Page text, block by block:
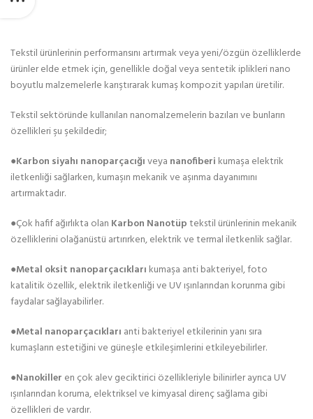
Tekstil ürünlerinin performansını artırmak veya yeni/özgün özelliklerde
ürünler elde etmek için, genellikle doğal veya sentetik iplikleri nano
boyutlu malzemelerle karıştırarak kumaş kompozit yapıları üretilir.
Tekstil sektöründe kullanılan nanomalzemelerin bazıları ve bunların
özellikleri şu şekildedir;
●Karbon siyahı nanoparçacığıveya nanofiberi kumaşa elektrik
iletkenliği sağlarken, kumaşın mekanik ve aşınma dayanımını
artırmaktadır.
●Çok hafif ağırlıkta olan Karbon Nanotüptekstil ürünlerinin mekanik
özelliklerini olağanüstü artırırken, elektrik ve termal iletkenlik sağlar.
●Metal oksit nanoparçacıkları kumaşa anti bakteriyel, foto
katalitik özellik, elektrik iletkenliği ve UV ışınlarından korunma gibi
faydalar sağlayabilirler.
●Metal nanoparçacıkları anti bakteriyel etkilerinin yanı sıra
kumaşların estetiğini ve güneşle etkileşimlerini etkileyebilirler.
●Nanokiller en çok alev geciktirici özellikleriyle bilinirler ayrıca UV
ışınlarından koruma, elektriksel ve kimyasal direnç sağlama gibi
özellikleri de vardır.